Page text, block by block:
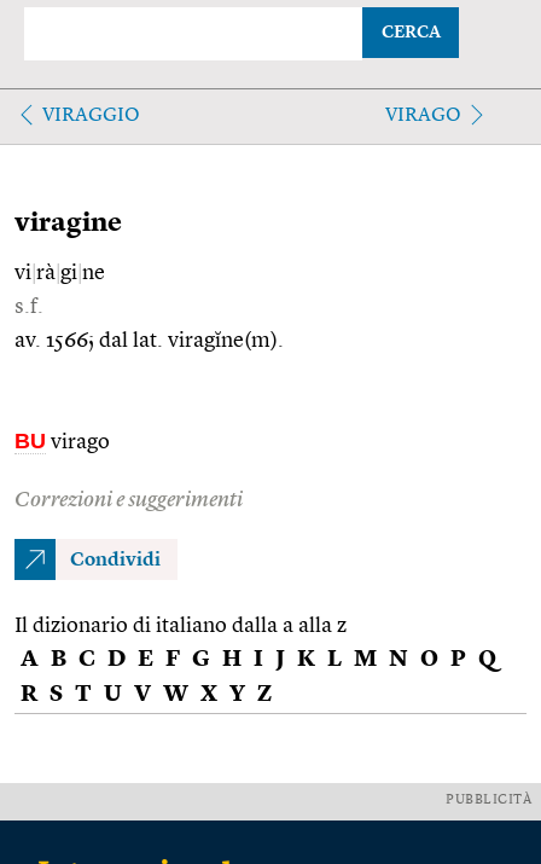
CERCA
VIRAGGIO VIRAGO
viragine
vi rà gi ne
s.f.
av. 1566; dal lat. viragĭne(m).
BU virago
Correzioni e suggerimenti
Condividi
Il dizionario di italiano dalla a alla z
A B C D E F G H I J K L M N O P Q
R S T U V W X Y Z
PUBBLICITÀ